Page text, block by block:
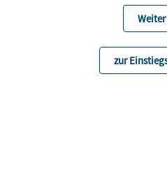
zur